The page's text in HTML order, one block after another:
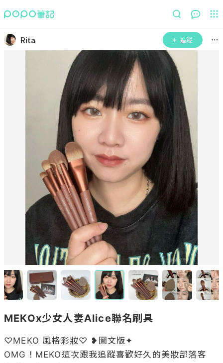
Rita 追蹤
MEKOx少女人妻Alice聯名刷具
♡MEKO 風格彩妝♡ ❥圖文版✦
OMG！MEKO這次跟我追蹤喜歡好久的美妝部落客